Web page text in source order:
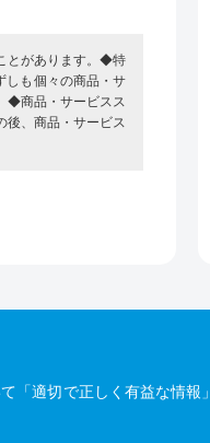
とがあります。◆特
しも個々の商品・サ
◆商品・サービスス
後、商品・サービス
適切で正しく有益な情報